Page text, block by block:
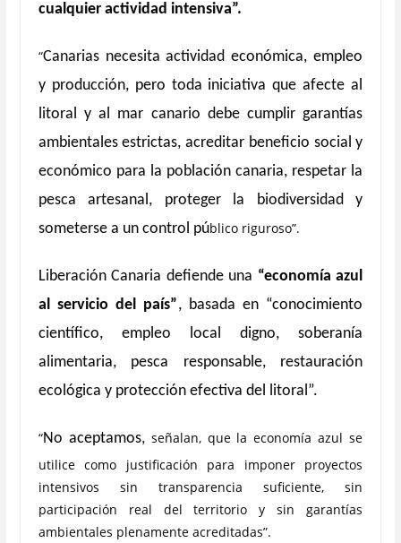
cualquier actividad intensiva”.
“Canarias necesita actividad económica, empleo
y producción, pero toda iniciativa que afecte al
litoral y al mar canario debe cumplir garantías
ambientales estrictas, acreditar beneficio social y
económico para la población canaria, respetar la
pesca artesanal, proteger la biodiversidad y
someterse a un control público riguroso”.
Liberación Canaria defiende una “economía azul
al servicio del país”, basada en “conocimiento
científico, empleo local digno, soberanía
alimentaria, pesca responsable, restauración
ecológica y protección efectiva del litoral”.
“No aceptamos, señalan,que la economía azul se
utilice como justificación para imponer proyectos
intensivos sin transparencia suficiente, sin
participación real del territorio y sin garantías
ambientales plenamente acreditadas”.